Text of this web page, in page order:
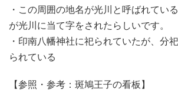
・この周囲の地名が光川と呼ばれてい
が光川に当て字をされたらしいです。
・印南八幡神社に祀られていたが、分
られている
【参照・参考：斑鳩王子の看板】